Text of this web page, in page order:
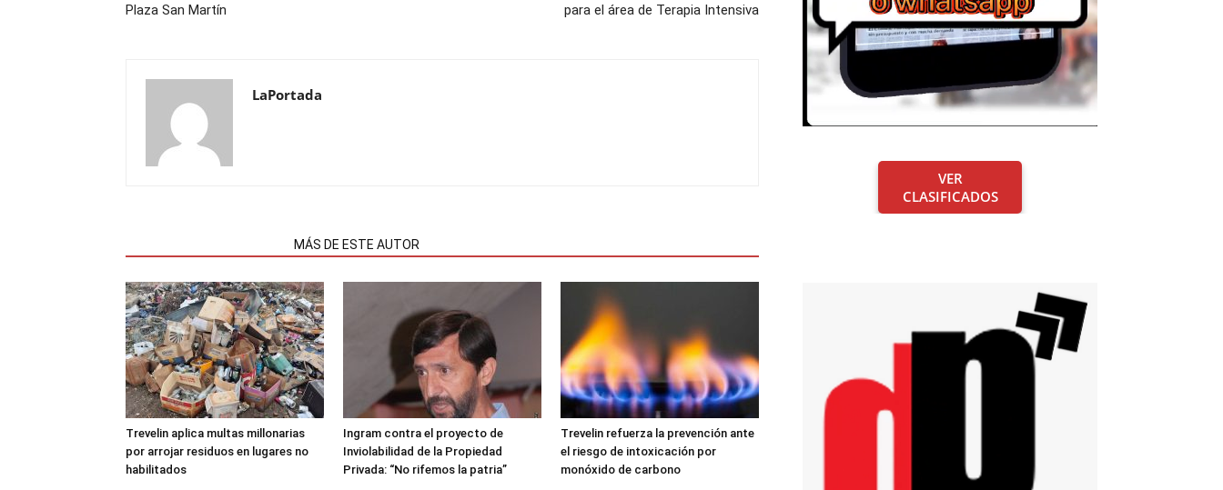
Plaza San Martín
para el área de Terapia Intensiva
LaPortada
MÁS DE ESTE AUTOR
Trevelin aplica multas millonarias
por arrojar residuos en lugares no
habilitados
Ingram contra el proyecto de
Inviolabilidad de la Propiedad
Privada: “No rifemos la patria”
Trevelin refuerza la prevención ante
el riesgo de intoxicación por
monóxido de carbono
VER
CLASIFICADOS